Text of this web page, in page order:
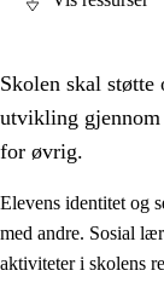
Skolen skal
utvikling gjennom
for øvrig.
Elevens identitet og
med andre. Sosial
aktiviteter i skolens